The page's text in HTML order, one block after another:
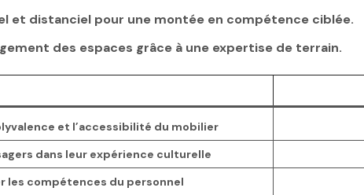
distanciel pour une montée en compétence ciblée.
des espaces grâce à une expertise de terrain.
et l’accessibilité du mobilier
dans leur expérience culturelle
les compétences du personnel